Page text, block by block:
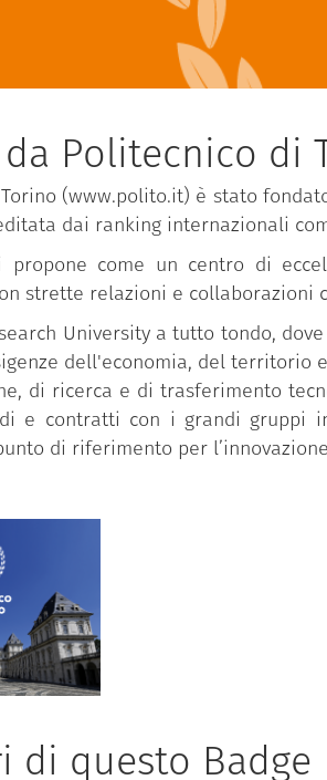
da Politecnico di
(www.polito.it) è stato
dai ranking internazionali
propone come un centro di
strette relazioni e collaborazioni
University a tutto tondo,
dell'economia, del
di ricerca e di trasferimento
e contratti con i grandi gruppi
di riferimento per
di questo Badge